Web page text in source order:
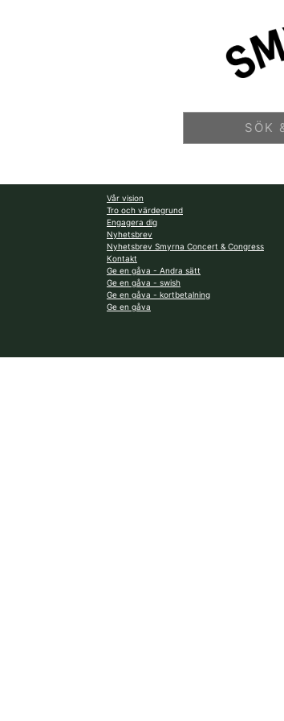
Vår vision
Tro och värdegrund
Engagera dig
Nyhetsbrev
Nyhetsbrev Smyrna Concert & Congress
Kontakt
Ge en gåva - Andra sätt
Ge en gåva - swish
Ge en gåva - kortbetalning
Ge en gåva